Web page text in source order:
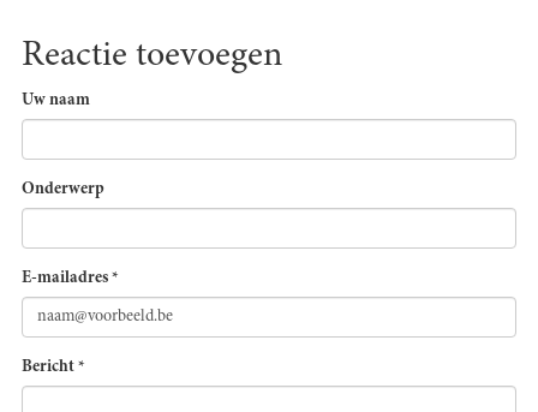
Reactie toevoegen
Uw naam
Onderwerp
E-mailadres *
Bericht *